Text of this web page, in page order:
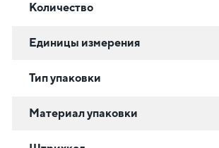
Количество
Единицы измерения
Тип упаковки
Материал упаковки